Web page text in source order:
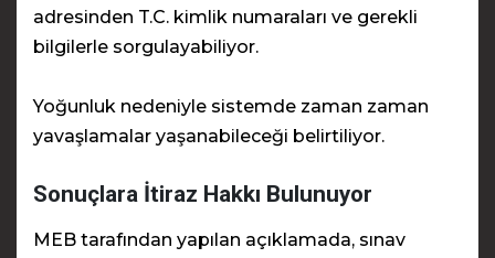
adresinden T.C. kimlik numaraları ve gerekli
bilgilerle sorgulayabiliyor.
Yoğunluk nedeniyle sistemde zaman zaman
yavaşlamalar yaşanabileceği belirtiliyor.
Sonuçlara İtiraz Hakkı Bulunuyor
MEB tarafından yapılan açıklamada, sınav